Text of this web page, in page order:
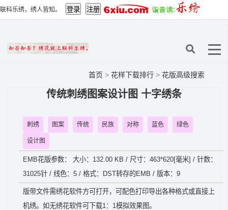
联科乐绣，绣人皆知。
首页 > 花样下载排行 > 花版高级搜索
传统刺绣图案设计图 十字绣条
刺绣 图案 传统 民族 对称 蓝色 绿色
设计图
EMB花版参数： 大小：132.00 KB / 尺寸：463*620[毫米] / 针数：
31025针 / 线色：5 / 格式：DST转存的EMB / 版本：9
版带文件需绣花软件方可打开，可配色打印导出各种格式或直接上
机绣。如无绣花软件可下载1：1模拟效果图。